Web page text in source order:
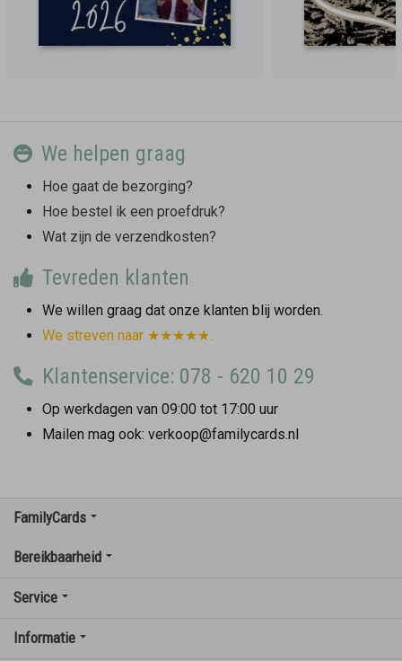
We helpen graag
Hoe gaat de bezorging?
Hoe bestel ik een proefdruk?
Wat zijn de verzendkosten?
Tevreden klanten
We willen graag dat onze klanten blij worden.
We streven naar ★★★★★.
Klantenservice: 078 - 620 10 29
Op werkdagen van 09:00 tot 17:00 uur
Mailen mag ook: verkoop@familycards.nl
FamilyCards
Bereikbaarheid
Service
Informatie